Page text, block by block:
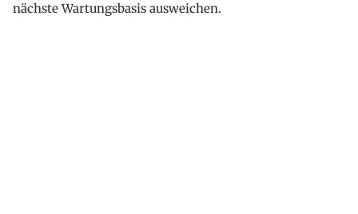
nächste Wartungsbasis ausweichen.